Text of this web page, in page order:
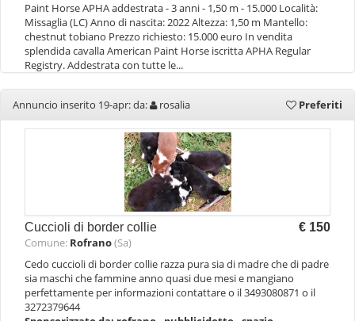
Paint Horse APHA addestrata - 3 anni - 1,50 m - 15.000 Località:
Missaglia (LC) Anno di nascita: 2022 Altezza: 1,50 m Mantello:
chestnut tobiano Prezzo richiesto: 15.000 euro In vendita
splendida cavalla American Paint Horse iscritta APHA Regular
Registry. Addestrata con tutte le...
Annuncio inserito 19-apr: da: rosalia Preferiti
Cuccioli di border collie € 150
Comune: Rofrano(Sa)
Cedo cuccioli di border collie razza pura sia di madre che di padre
sia maschi che fammine anno quasi due mesi e mangiano
perfettamente per informazioni contattare o il 3493080871 o il
3272379644